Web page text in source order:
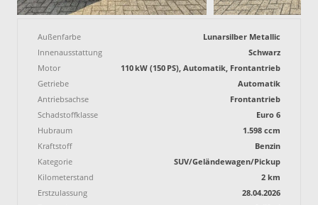
Außenfarbe
Lunarsilber Metallic
Innenausstattung
Schwarz
Motor
110 kW (150 PS), Automatik, Frontantrieb
Getriebe
Automatik
Antriebsachse
Frontantrieb
Schadstoffklasse
Euro 6
Hubraum
1.598 ccm
Kraftstoff
Benzin
Kategorie
SUV/Geländewagen/Pickup
Kilometerstand
2 km
Erstzulassung
28.04.2026